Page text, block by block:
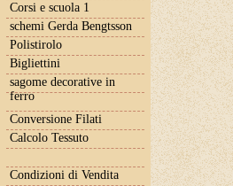
Corsi e scuola 1
schemi Gerda Bengtsson
Polistirolo
Bigliettini
sagome decorative in
ferro
Conversione Filati
Calcolo Tessuto
Condizioni di Vendita